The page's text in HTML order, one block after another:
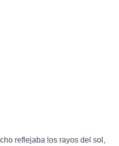
reflejaba los rayos del sol,